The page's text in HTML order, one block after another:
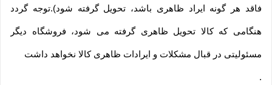
فاقد هر گونه ایراد ظاهری باشد، تحویل گرفته شود).توجه گردد
هنگامی که کالا تحویل ظاهری گرفته می شود، فروشگاه دیگر
مسئولیتی در قبال مشکلات و ایرادات ظاهری کالا نخواهد داشت
.